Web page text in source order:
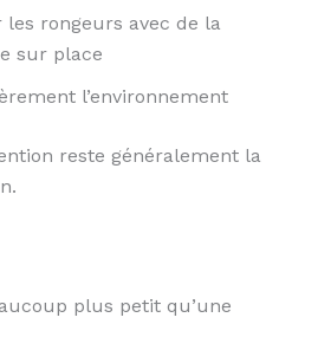
les rongeurs avec de la
sur place
l’environnement
reste généralement la
plus petit qu’une